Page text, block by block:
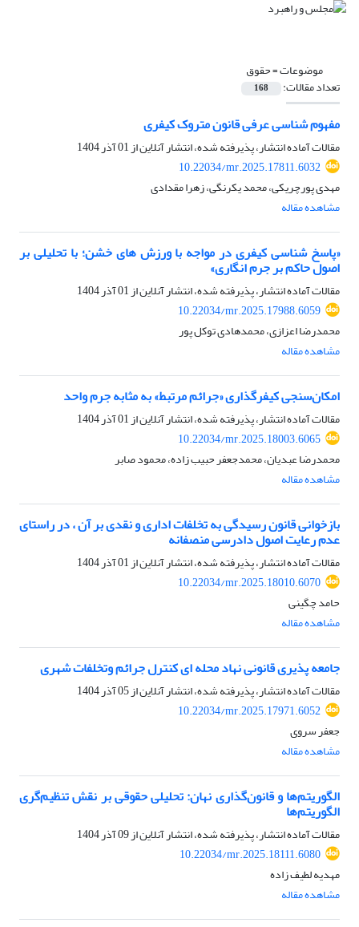
موضوعات =حقوق
تعداد مقالات: 168
مفهوم شناسی عرفی قانون متروک کیفری
مقالات آماده انتشار، پذیرفته شده، انتشار آنلاین از01 آذر 1404
10.22034/mr.2025.17811.6032
مهدی پورچریکی، محمد یکرنگی، زهرا مقدادی
مشاهده مقاله
«پاسخ شناسی کیفری در مواجه با ورزش های خشن؛ با تحلیلی بر
اصول حاکم بر جرم انگاری»
مقالات آماده انتشار، پذیرفته شده، انتشار آنلاین از01 آذر 1404
10.22034/mr.2025.17988.6059
محمدرضا اعزازی، محمدهادی توکل پور
مشاهده مقاله
امکان‌سنجی کیفرگذاری «جرائم مرتبط» به‌ مثابه جرم واحد
مقالات آماده انتشار، پذیرفته شده، انتشار آنلاین از01 آذر 1404
10.22034/mr.2025.18003.6065
محمدرضا عبدیان، محمدجعفر حبیب زاده، محمود صابر
مشاهده مقاله
بازخوانی قانون رسیدگی به تخلفات اداری و نقدی بر آن ، در راستای
عدم رعایت اصول دادرسی منصفانه
مقالات آماده انتشار، پذیرفته شده، انتشار آنلاین از01 آذر 1404
10.22034/mr.2025.18010.6070
حامد چگینی
مشاهده مقاله
جامعه پذیری قانونی نهاد محله ای کنترل جرائم وتخلفات شهری
مقالات آماده انتشار، پذیرفته شده، انتشار آنلاین از05 آذر 1404
10.22034/mr.2025.17971.6052
جعفر سروی
مشاهده مقاله
الگوریتم‌ها و قانون‌گذاری نهان: تحلیلی حقوقی بر نقش تنظیم‌گری
الگوریتم‌ها
مقالات آماده انتشار، پذیرفته شده، انتشار آنلاین از09 آذر 1404
10.22034/mr.2025.18111.6080
مهدیه لطیف زاده
مشاهده مقاله